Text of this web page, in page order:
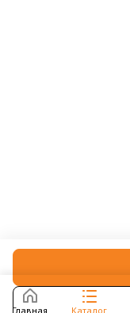
Главная Каталог